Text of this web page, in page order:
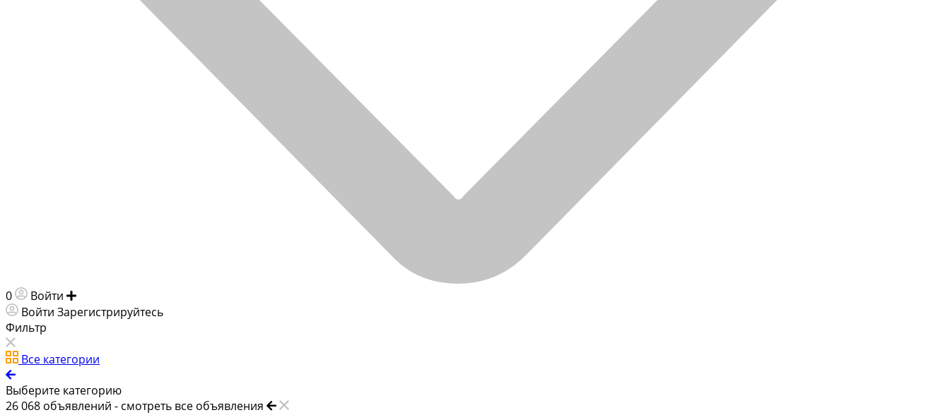
0 Войти
Войти Зарегистрируйтесь
Фильтр
Все категории
Выберите категорию
26 068 объявлений - смотреть все объявления